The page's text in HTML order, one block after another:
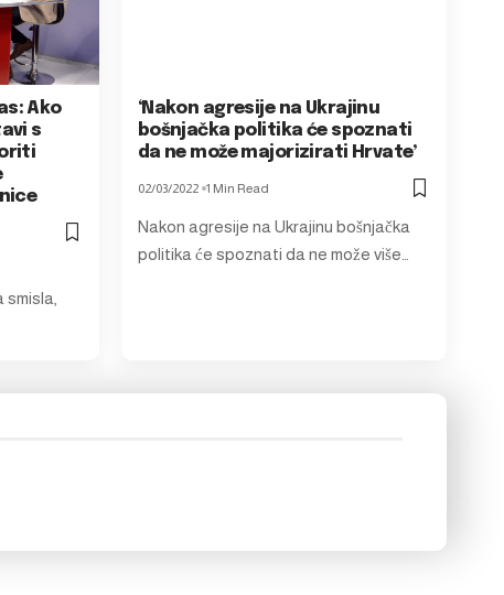
Ako
s
‘Nakon agresije na Ukrajinu
bošnjačka politika će spoznati
da ne može majorizirati Hrvate’
02/03/2022 1 Min Read
Nakon agresije na Ukrajinu bošnjačka
politika će spoznati da ne može više…